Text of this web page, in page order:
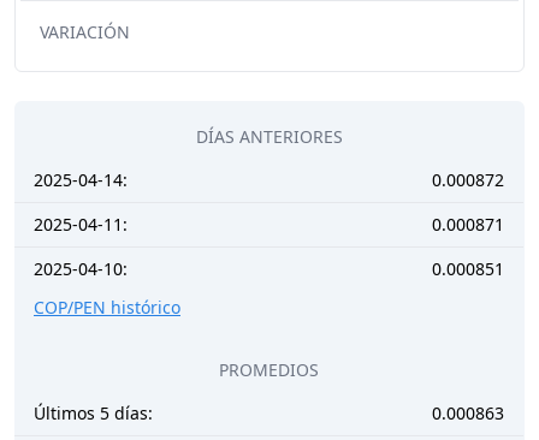
VARIACIÓN
DÍAS ANTERIORES
2025-04-14:
0.000872
2025-04-11:
0.000871
2025-04-10:
0.000851
COP/PEN histórico
PROMEDIOS
Últimos 5 días:
0.000863